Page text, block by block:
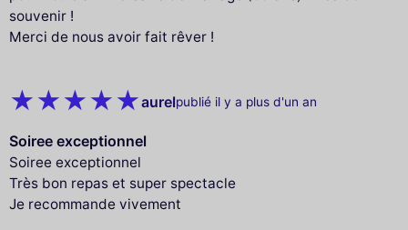
souvenir !
Merci de nous avoir fait rêver !
aurelpublié il y a plus d'un an
Soiree exceptionnel
Soiree exceptionnel
Très bon repas et super spectacle
Je recommande vivement